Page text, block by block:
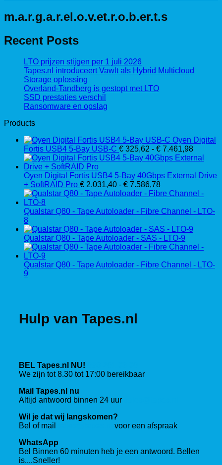
m.a.r.g.a.r.el.o.v.et.r.o.b.er.t.s
Recent Posts
LTO prijzen stijgen per 1 juli 2026
Tapes.nl introduceert Vawlt als Hybrid Multicloud
Storage oplossing
Overland-Tandberg is gestopt met LTO
SSD prestaties verschil
Ransomware en opslag
Products
Oyen Digital
Fortis USB4 5-Bay USB-C € 325,62 - € 7.461,98
€
€
Oyen Digital Fortis USB4 5-Bay 40Gbps External Drive
+ SoftRAID Pro € 2.031,40 - € 7.586,78Prijsklasse:
€ 2.031,40
€ 7.586,78
Qualstar Q80 - Tape Autoloader - Fibre Channel - LTO-
8
Qualstar Q80 - Tape Autoloader - SAS - LTO-9
Qualstar Q80 - Tape Autoloader - Fibre Channel - LTO-
9
Hulp van Tapes.nl
BEL Tapes.nl NU!
We zijn tot 8.30 tot 17:00 bereikbaar
Mail Tapes.nl nu
Altijd antwoord binnen 24 uur
Wil je dat wij langskomen?
Bel of mail
voor een afspraak
WhatsApp
Bel Binnen 60 minuten heb je een antwoord. Bellen
is....Sneller!